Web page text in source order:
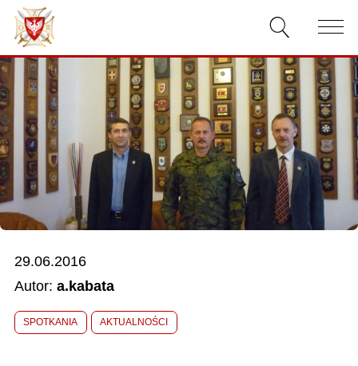
AKTUALNOŚCI
O ZWIĄZKU
DOKUMENTY
WŁADZE
RELACJE FILMOWE
KONKURSY
29.06.2016
Autor: a.kabata
SPOTKANIA AKTUALNOŚCI